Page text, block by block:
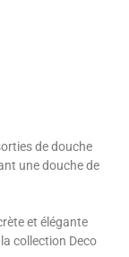
de douche
une douche de
et élégante
collection Deco